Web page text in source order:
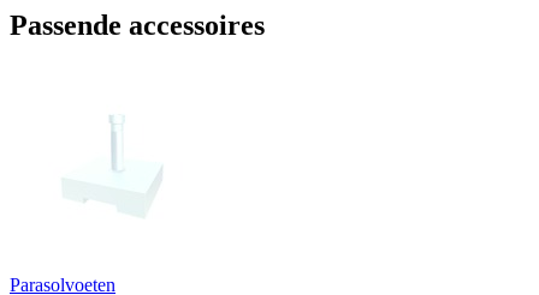
Passende accessoires
Parasolvoeten